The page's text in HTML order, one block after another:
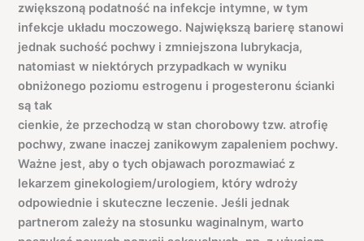
zwiększoną podatność na infekcje intymne, w tym
infekcje układu moczowego. Największą barierę stanowi
jednak suchość pochwy i zmniejszona lubrykacja,
natomiast w niektórych przypadkach w wyniku
obniżonego poziomu estrogenu i progesteronu ścianki
są tak
cienkie, że przechodzą w stan chorobowy tzw. atrofię
pochwy, zwane inaczej zanikowym zapaleniem pochwy.
Ważne jest, aby o tych objawach porozmawiać z
lekarzem ginekologiem/urologiem, który wdroży
odpowiednie i skuteczne leczenie. Jeśli jednak
partnerom zależy na stosunku waginalnym, warto